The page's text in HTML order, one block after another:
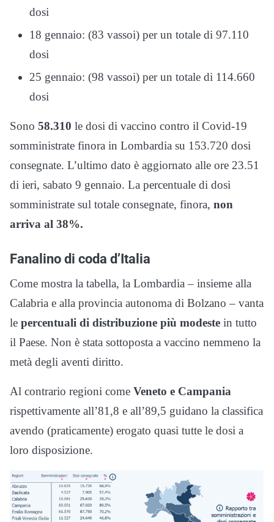
dosi
18 gennaio: (83 vassoi) per un totale di 97.110
dosi
25 gennaio: (98 vassoi) per un totale di 114.660
dosi
Sono 58.310 le dosi di vaccino contro il Covid-19
somministrate finora in Lombardia su 153.720 dosi
consegnate. L’ultimo dato è aggiornato alle ore 23.51
di ieri, sabato 9 gennaio. La percentuale di dosi
somministrate sul totale consegnate, finora, non
arriva al 38%.
Fanalino di coda d’Italia
Come mostra la tabella, la Lombardia – insieme alla
Calabria e alla provincia autonoma di Bolzano – vanta
le percentuali di distribuzione più modeste in tutto
il Paese. Non è stata sottoposta a vaccino nemmeno la
metà degli aventi diritto.
Al contrario regioni come Veneto e Campania
rispettivamente all’81,8 e all’89,5 guidano la classifica
avendo (praticamente) erogato quasi tutte le dosi a
loro disposizione.